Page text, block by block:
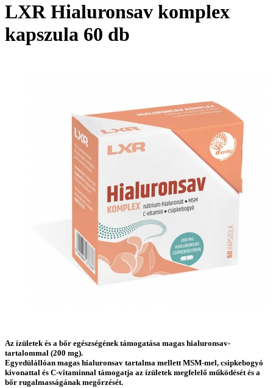
LXR Hialuronsav komplex
kapszula 60 db
Az ízületek és a bőr egészségének támogatása magas hialuronsav-
tartalommal (200 mg).
Egyedülállóan magas hialuronsav tartalma mellett MSM-mel, csipkebogyó
kivonattal és C-vitaminnal támogatja az ízületek megfelelő működését és a
bőr rugalmasságának megőrzését.